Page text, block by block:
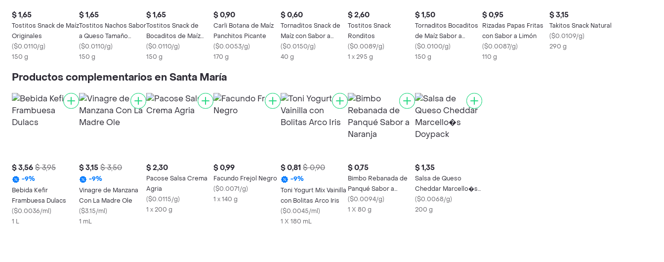
$ 1,65
Tostitos Snack de Maíz
Originales
($0.0110/g)
150 g
$ 1,65
Tostitos Nachos Sabor
a Queso Tamaño
Fiesta
($0.0110/g)
150 g
$ 1,65
Tostitos Snack de
Bocaditos de Maíz
Ronditos
($0.0110/g)
150 g
$ 0,90
Carli Botana de Maíz
Panchitos Picante
($0.0053/g)
170 g
$ 0,60
Tornaditos Snack de
Maíz con Sabor a
Queso
($0.0150/g)
40 g
$ 2,60
Tostitos Snack
Ronditos
($0.0089/g)
1 x 295 g
$ 1,50
Tornaditos Bocaditos
de Maíz Sabor a
Queso
($0.0100/g)
150 g
$ 0,95
Rizadas Papas Fritas
con Sabor a Limón
($0.0087/g)
110 g
$ 3,15
Takitos Snack Natural
($0.0109/g)
290 g
Productos complementarios en Santa María
$ 3,56 $ 3,95
-9%
Bebida Kefir
Frambuesa Dulacs
($0.0036/ml)
1 L
$ 3,15 $ 3,50
-9%
Vinagre de Manzana
Con La Madre Ole
($3.15/ml)
1 mL
$ 2,30
Pacose Salsa Crema
Agria
($0.0115/g)
1 x 200 g
$ 0,99
Facundo Frejol Negro
($0.0071/g)
1 x 140 g
$ 0,81 $ 0,90
-9%
Toni Yogurt Mix Vainilla
con Bolitas Arco Iris
($0.0045/ml)
1 X 180 mL
$ 0,75
Bimbo Rebanada de
Panqué Sabor a
Naranja
($0.0094/g)
1 X 80 g
$ 1,35
Salsa de Queso
Cheddar Marcello�s
Doypack
($0.0068/g)
200 g